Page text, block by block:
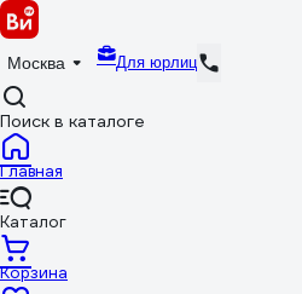
Москва Для юрлиц
Поиск в каталоге
Главная
Каталог
Корзина